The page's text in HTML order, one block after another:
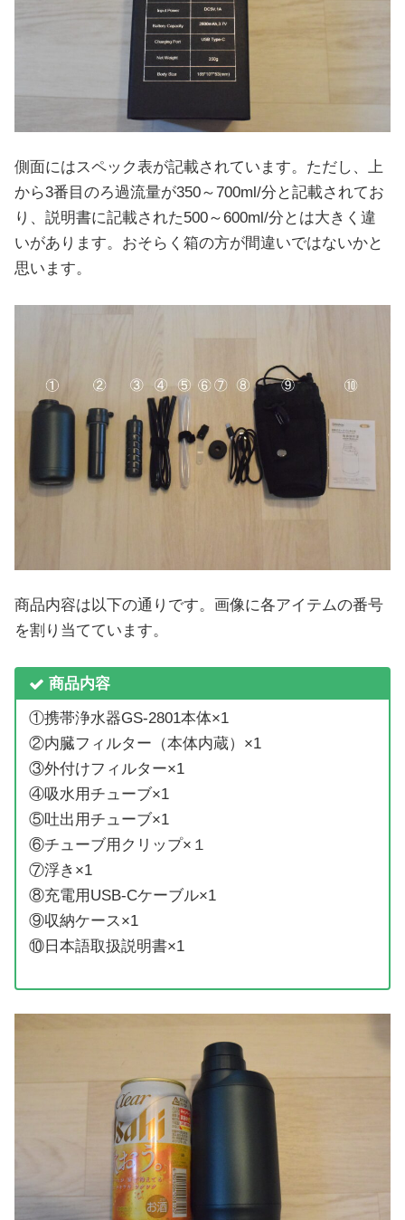
側面にはスペック表が記載されています。ただし、上
から3番目のろ過流量が350～700ml/分と記載されてお
り、説明書に記載された500～600ml/分とは大きく違
いがあります。おそらく箱の方が間違いではないかと
思います。
商品内容は以下の通りです。画像に各アイテムの番号
を割り当てています。
商品内容
①携帯浄水器GS-2801本体×1
②内臓フィルター（本体内蔵）×1
③外付けフィルター×1
④吸水用チューブ×1
⑤吐出用チューブ×1
⑥チューブ用クリップ×１
⑦浮き×1
⑧充電用USB-Cケーブル×1
⑨収納ケース×1
⑩日本語取扱説明書×1